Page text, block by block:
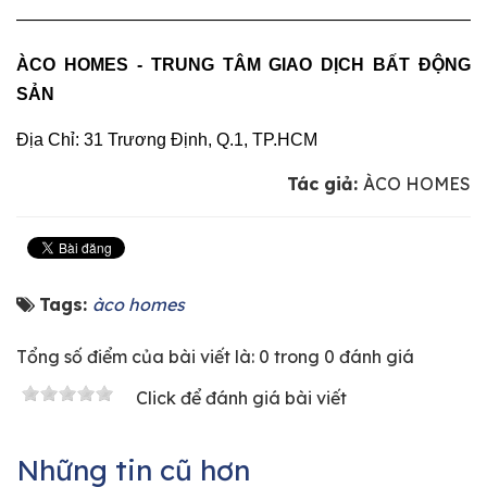
———————————————————————————
ÀCO HOMES - TRUNG TÂM GIAO DỊCH BẤT ĐỘNG
SẢN
Địa Chỉ: 31 Trương Định, Q.1, TP.HCM
Tác giả: ÀCO HOMES
Tags: àco homes
Tổng số điểm của bài viết là: 0 trong 0 đánh giá
Click để đánh giá bài viết
Những tin cũ hơn